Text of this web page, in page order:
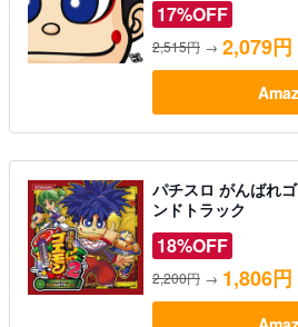
17%OFF
2,515円 → 2,079円
パチスロ がんばれ
ンドトラック
18%OFF
2,200円 → 1,806円